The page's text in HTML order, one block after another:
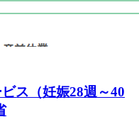
ス（妊娠28週～40